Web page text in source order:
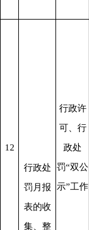
12
行政处
罚月报
表的收
集、整
行政许
可、行
政处
罚“双公
示”工作